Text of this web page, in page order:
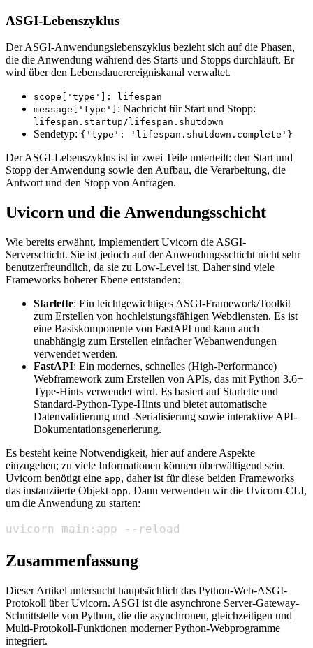
ASGI-Lebenszyklus
Der ASGI-Anwendungslebenszyklus bezieht sich auf die Phasen,
die die Anwendung während des Starts und Stopps durchläuft. Er
wird über den Lebensdauerereigniskanal verwaltet.
scope['type']: lifespan
message['type'] : Nachricht für Start und Stopp:
lifespan.startup/lifespan.shutdown
Sendetyp: {'type': 'lifespan.shutdown.complete'}
Der ASGI-Lebenszyklus ist in zwei Teile unterteilt: den Start und
Stopp der Anwendung sowie den Aufbau, die Verarbeitung, die
Antwort und den Stopp von Anfragen.
Uvicorn und die Anwendungsschicht
Wie bereits erwähnt, implementiert Uvicorn die ASGI-
Serverschicht. Sie ist jedoch auf der Anwendungsschicht nicht sehr
benutzerfreundlich, da sie zu Low-Level ist. Daher sind viele
Frameworks höherer Ebene entstanden:
Starlette: Ein leichtgewichtiges ASGI-Framework/Toolkit
zum Erstellen von hochleistungsfähigen Webdiensten. Es ist
eine Basiskomponente von FastAPI und kann auch
unabhängig zum Erstellen einfacher Webanwendungen
verwendet werden.
FastAPI: Ein modernes, schnelles (High-Performance)
Webframework zum Erstellen von APIs, das mit Python 3.6+
Type-Hints verwendet wird. Es basiert auf Starlette und
Standard-Python-Type-Hints und bietet automatische
Datenvalidierung und -Serialisierung sowie interaktive API-
Dokumentationsgenerierung.
Es besteht keine Notwendigkeit, hier auf andere Aspekte
einzugehen; zu viele Informationen können überwältigend sein.
Uvicorn benötigt eine app, daher ist für diese beiden Frameworks
das instanziierte Objekt app. Dann verwenden wir die Uvicorn-CLI,
um die Anwendung zu starten:
uvicorn main:app --reload
Zusammenfassung
Dieser Artikel untersucht hauptsächlich das Python-Web-ASGI-
Protokoll über Uvicorn. ASGI ist die asynchrone Server-Gateway-
Schnittstelle von Python, die die asynchronen, gleichzeitigen und
Multi-Protokoll-Funktionen moderner Python-Webprogramme
integriert.